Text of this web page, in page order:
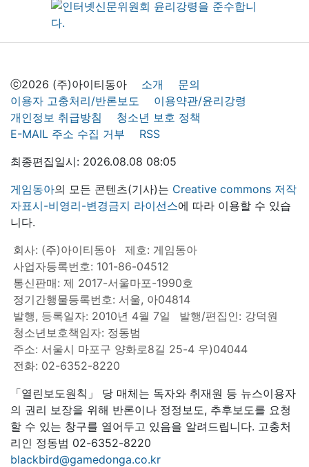
ⓒ2026 (주)아이티동아 소개
문의
이용자 고충처리/반론보도
이용약관/윤리강령
개인정보 취급방침
청소년 보호 정책
E-MAIL 주소 수집 거부
RSS
최종편집일시: 2026.08.08 08:05
게임동아의 모든 콘텐츠(기사)는 Creative commons 저작
자표시-비영리-변경금지 라이선스에 따라 이용할 수 있습
니다.
회사: (주)아이티동아
제호: 게임동아
사업자등록번호: 101-86-04512
통신판매: 제 2017-서울마포-1990호
정기간행물등록번호: 서울, 아04814
발행, 등록일자: 2010년 4월 7일
발행/편집인: 강덕원
청소년보호책임자: 정동범
주소: 서울시 마포구 양화로8길 25-4 우)04044
전화: 02-6352-8220
「열린보도원칙」 당 매체는 독자와 취재원 등 뉴스이용자
의 권리 보장을 위해 반론이나 정정보도, 추후보도를 요청
할 수 있는 창구를 열어두고 있음을 알려드립니다. 고충처
리인 정동범 02-6352-8220
blackbird@gamedonga.co.kr